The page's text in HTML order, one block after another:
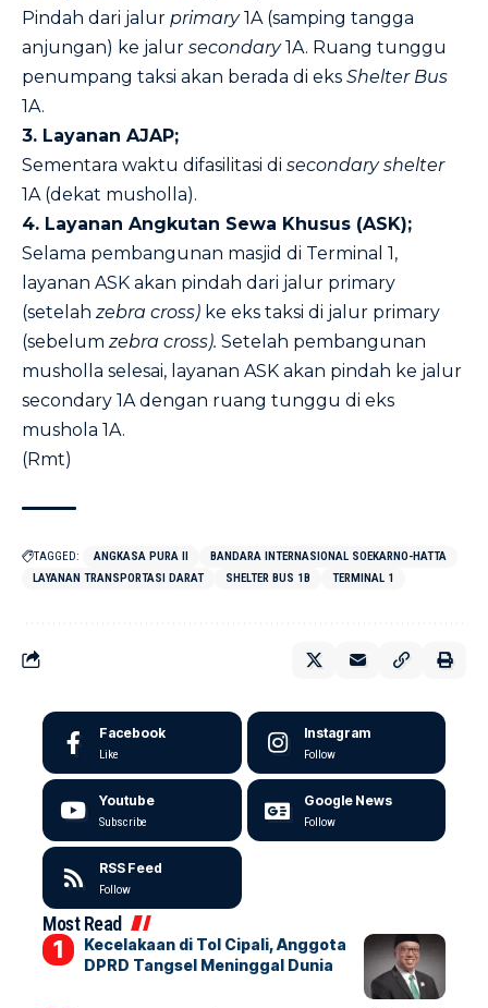
Pindah dari jalur primary1A (samping tangga
anjungan) ke jalur secondary1A. Ruang tunggu
penumpang taksi akan berada di eks Shelter Bus
1A.
3. Layanan AJAP;
Sementara waktu difasilitasi di secondary shelter
1A (dekat musholla).
4. Layanan Angkutan Sewa Khusus (ASK);
Selama pembangunan masjid di Terminal 1,
layanan ASK akan pindah dari jalur primary
(setelah zebra cross) ke eks taksi di jalur primary
(sebelum zebra cross). Setelah pembangunan
musholla selesai, layanan ASK akan pindah ke jalur
secondary 1A dengan ruang tunggu di eks
mushola 1A.
(Rmt)
TAGGED: ANGKASA PURA II
BANDARA INTERNASIONAL SOEKARNO-HATTA
LAYANAN TRANSPORTASI DARAT
SHELTER BUS 1B TERMINAL 1
Facebook
Like
Instagram
Follow
Youtube
Subscribe
Google News
Follow
RSS Feed
Follow
Most Read
Kecelakaan di Tol Cipali, Anggota
DPRD Tangsel Meninggal Dunia